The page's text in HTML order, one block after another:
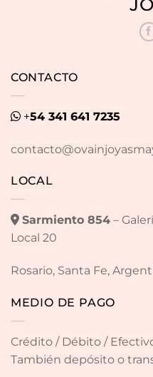
LOCAL
Sarmiento 854–
Local 20
Rosario, Santa Fe,
MEDIO DE PAGO
Crédito / Débito /
También depósito o
CONTACTO
+54 341 641 7235